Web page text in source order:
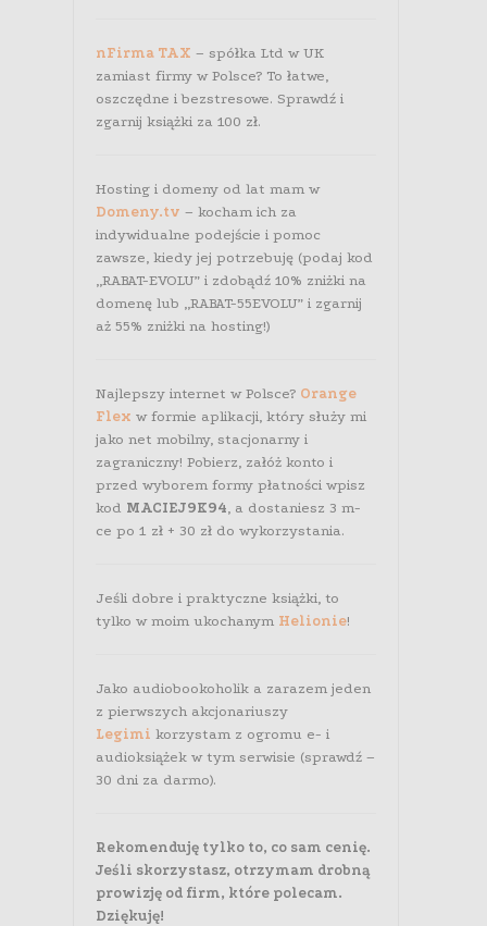
nFirma TAX – spółka Ltd w UK
zamiast firmy w Polsce? To łatwe,
oszczędne i bezstresowe. Sprawdź i
zgarnij książki za 100 zł.
Hosting i domeny od lat mam w
Domeny.tv – kocham ich za
indywidualne podejście i pomoc
zawsze, kiedy jej potrzebuję (podaj kod
„RABAT-EVOLU” i zdobądź 10% zniżki na
domenę lub „RABAT-55EVOLU” i zgarnij
aż 55% zniżki na hosting!)
Najlepszy internet w Polsce? Orange
Flex w formie aplikacji, który służy mi
jako net mobilny, stacjonarny i
zagraniczny! Pobierz, załóż konto i
przed wyborem formy płatności wpisz
kod MACIEJ9K94, a dostaniesz 3 m-
ce po 1 zł + 30 zł do wykorzystania.
Jeśli dobre i praktyczne książki, to
tylko w moim ukochanym Helionie!
Jako audiobookoholik a zarazem jeden
z pierwszych akcjonariuszy
Legimi korzystam z ogromu e- i
audioksiążek w tym serwisie (sprawdź –
30 dni za darmo).
Rekomenduję tylko to, co sam cenię.
Jeśli skorzystasz, otrzymam drobną
prowizję od firm, które polecam.
Dziękuję!